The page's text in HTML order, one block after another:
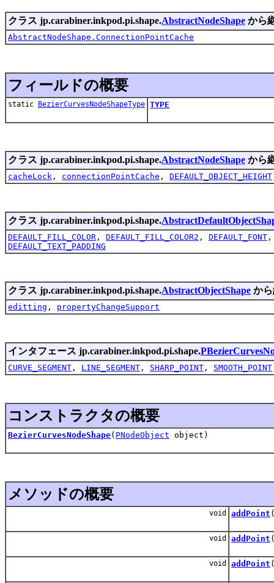
クラス jp.carabiner.inkpod.pi.shape.AbstractNodeShape から
AbstractNodeShape.ConnectionPointCache
フィールドの概要
static BezierCurvesNodeShapeType TYPE
クラス jp.carabiner.inkpod.pi.shape.AbstractNodeShape から
cacheLock , connectionPointCache , DEFAULT_OBJECT_HEIGHT
クラス jp.carabiner.inkpod.pi.shape.
DEFAULT_FILL_COLOR , DEFAULT_FILL_COLOR2 , DEFAULT_FONT
DEFAULT_TEXT_PADDING
クラス jp.carabiner.inkpod.pi.shape.AbstractObjectShape か
editting , propertyChangeSupport
インタフェース jp.carabiner.inkpod.pi.shape.
CURVE_SEGMENT , LINE_SEGMENT , SHARP_POINT , SMOOTH_POINT
コンストラクタの概要
BezierCurvesNodeShape( PNodeObject object)
メソッドの概要
void addPoint
void addPoint
void addPoint